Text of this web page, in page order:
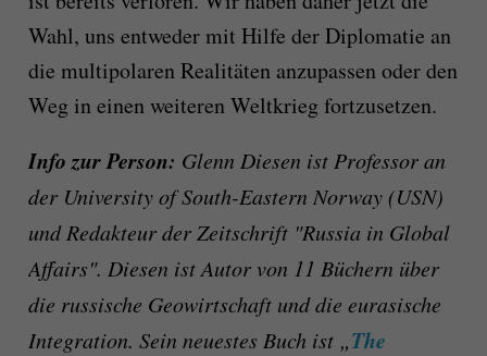
Wahl, uns entweder mit Hilfe der Diplomatie an
die multipolaren Realitäten anzupassen oder den
Weg in einen weiteren Weltkrieg fortzusetzen.
Info zur Person: Glenn Diesen ist Professor an
der University of South-Eastern Norway (USN)
und Redakteur der Zeitschrift "Russia in Global
Affairs". Diesen ist Autor von 11 Büchern über
die russische Geowirtschaft und die eurasische
Integration. Sein neuestes Buch ist „The